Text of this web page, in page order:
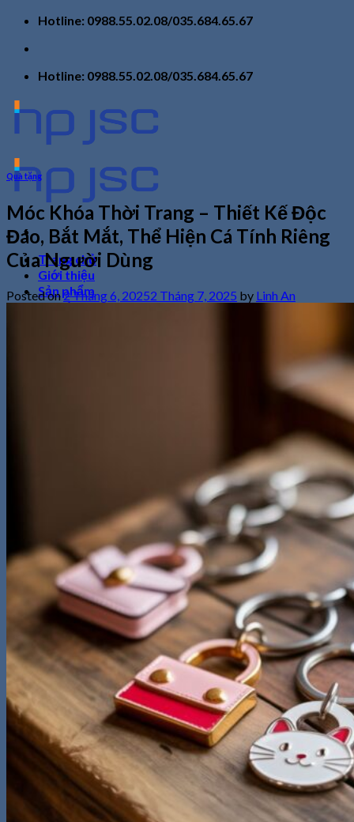
Skip
content
Hotline: 0988.55.02.08/035.684.65.67
Hotline: 0988.55.02.08/035.684.65.67
Trang chủ
Giới thiệu
Sản phẩm
Tin tức
Quà tặng
Móc Khóa Thời Trang – Thiết Kế Độc
Đáo, Bắt Mắt, Thể Hiện Cá Tính Riêng
Của Người Dùng
Posted on2 Tháng 6, 20252 Tháng 7, 2025 by Linh An